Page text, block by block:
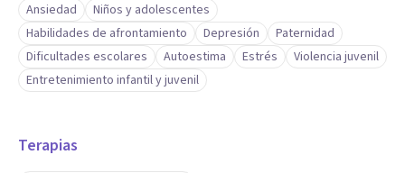
Ansiedad
Niños y adolescentes
Habilidades de afrontamiento
Depresión
Paternidad
Dificultades escolares
Autoestima Estrés
Violencia juvenil
Entretenimiento infantil y juvenil
Terapias